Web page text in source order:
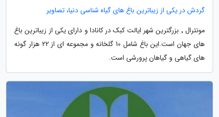
گردش در یکی از زیباترین باغ های گیاه شناسی دنیا، تصاویر
مونترال ٬ بزرگترین شهر ایالت کبک در کانادا و دارای یکی از زیباترین باغ
های جهان است.این باغ شامل 10 گلخانه و مجموعه ای از 22 هزار گونه
های گیاهی و گیاهان پرورشی است.